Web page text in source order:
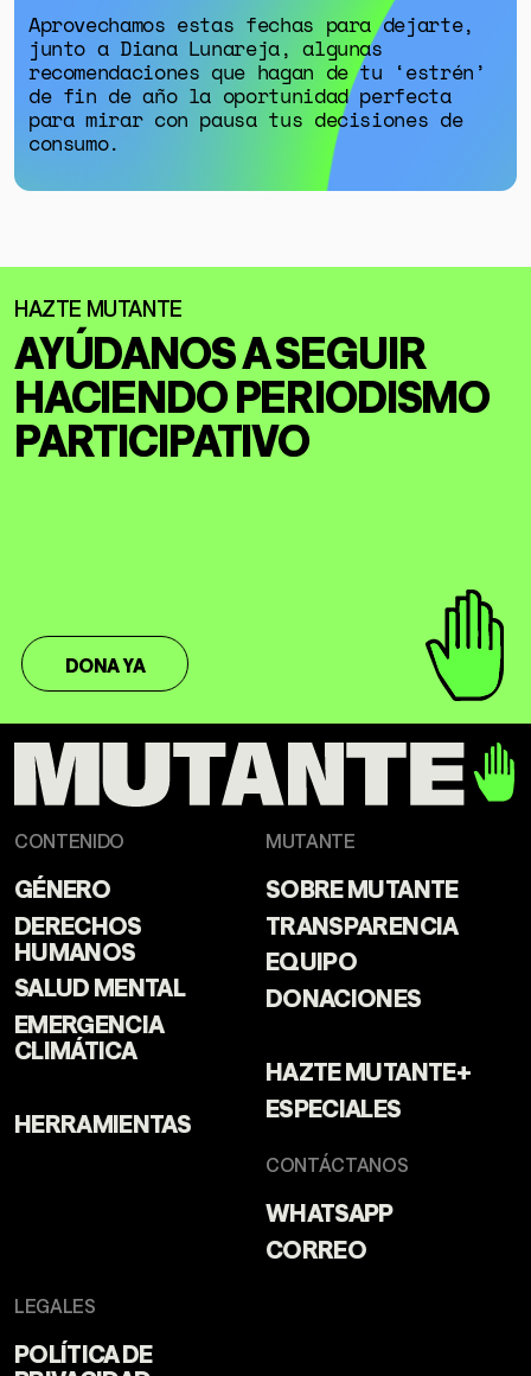
Aprovechamos estas fechas para dejarte,
junto a Diana Lunareja, algunas
recomendaciones que hagan de tu ‘estrén’
de fin de año la oportunidad perfecta
para mirar con pausa tus decisiones de
consumo.
AYÚDANOS A SEGUIR
HACIENDOPERIODISMO
PARTICIPATIVO
DONA YA
CONTENIDO
GÉNERO
DERECHOS
HUMANOS
SALUD MENTAL
EMERGENCIA
CLIMÁTICA
HERRAMIENTAS
MUTANTE
SOBRE MUTANTE
TRANSPARENCIA
EQUIPO
DONACIONES
HAZTE MUTANTE+
ESPECIALES
CONTÁCTANOS
WHATSAPP
CORREO
LEGALES
POLÍTICA DE